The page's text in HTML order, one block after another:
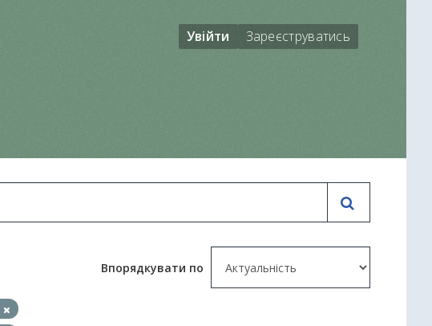
Увійти Зареєструватись
Впорядкувати по